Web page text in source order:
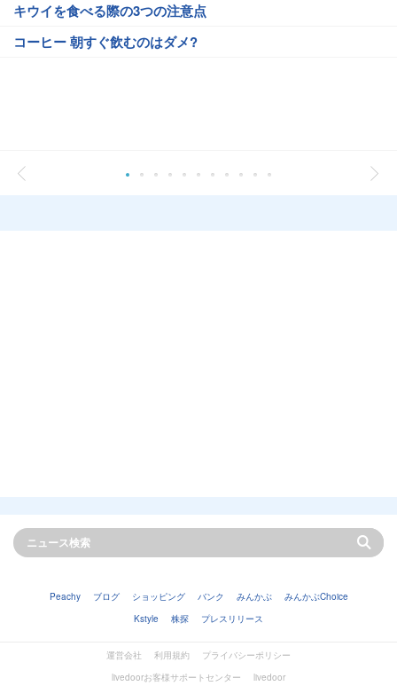
キウイを食べる際の3つの注意点
コーヒー 朝すぐ飲むのはダメ?
Peachy ブログ ショッピング バンク みんかぶ
みんかぶChoice
Kstyle
株探 プレスリリース
運営会社 利用規約
プライバシーポリシー
livedoorお客様サポートセンター
livedoor